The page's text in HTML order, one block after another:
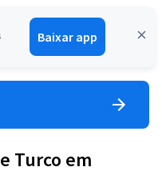
Baixar app
Entrar
Turco em